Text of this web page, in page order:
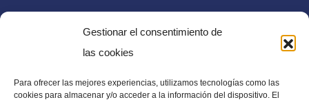
Gestionar el consentimiento de
las cookies
Para ofrecer las mejores experiencias, utilizamos tecnologías como las
cookies para almacenar y/o acceder a la información del dispositivo. El
E-mail